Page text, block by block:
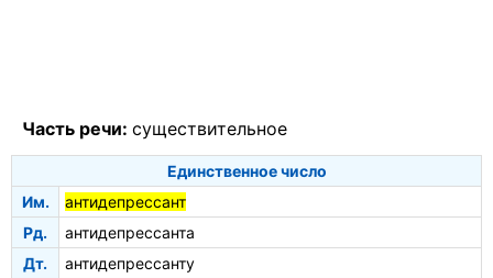
Часть речи: существительное
Единственное число
Им.
антидепрессант
Рд.
антидепрессанта
Дт.
антидепрессанту